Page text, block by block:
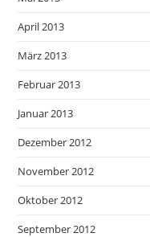
April 2013
März 2013
Februar 2013
Januar 2013
Dezember 2012
November 2012
Oktober 2012
September 2012